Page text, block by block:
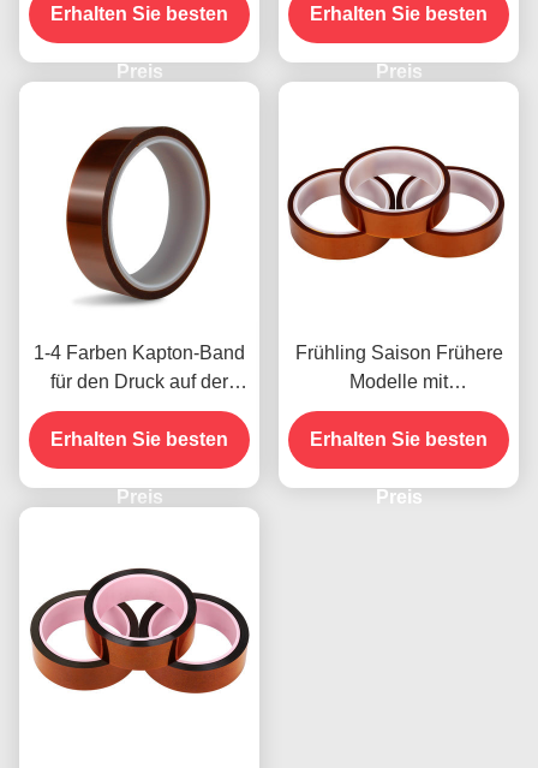
Erhalten Sie besten
Preis
Zahlungsmethode mit
Kreditkarte für frühere
Modelle
Erhalten Sie besten
Preis
1-4 Farben Kapton-Band
für den Druck auf der
Vorderseite
Erhalten Sie besten
Preis
Frühling Saison Frühere
Modelle mit
Feuchtigkeitsbeständigke
it und 2,5N/25mm
Schälfestigkeit
Erhalten Sie besten
Preis